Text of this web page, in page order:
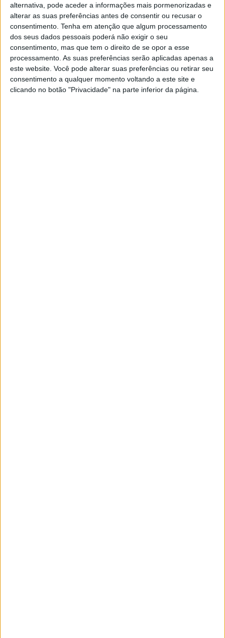
alternativa, pode aceder a informações mais pormenorizadas e
alterar as suas preferências antes de consentir ou recusar o
consentimento. Tenha em atenção que algum processamento
dos seus dados pessoais poderá não exigir o seu
consentimento, mas que tem o direito de se opor a esse
processamento. As suas preferências serão aplicadas apenas a
este website. Você pode alterar suas preferências ou retirar seu
consentimento a qualquer momento voltando a este site e
clicando no botão "Privacidade" na parte inferior da página.
VOLT
Citröen Ami: já conduzimos o micro (e acessível)